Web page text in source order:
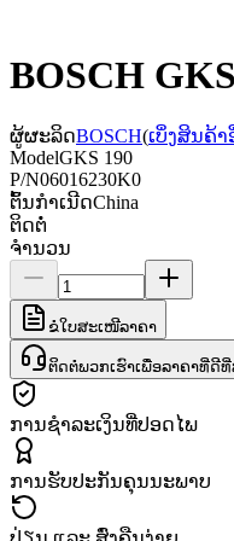
BOSCH
ຜູ້ຜະລິດBOSCH(ເບິ່ງສິນຄ້
ModelGKS 190
P/N06016230K0
ຕົ້ນກຳເນີດChina
ຕິດຕໍ່
ຈຳນວນ
ຂໍໃບສະເໜີລາຄາ
ຕິດຕໍ່ພວກເຮົາເພື່ອລາຄາທີ່ດີ
ການຊຳລະເງິນທີ່ປອດໄພ
ການຮັບປະກັນຄຸນນະພາບ